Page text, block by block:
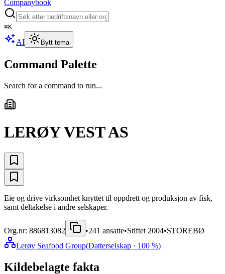
Companybook
⌘K
AI Bytt tema
Command Palette
Search for a command to run...
LERØY VEST AS
Eie og drive virksomhet knyttet til oppdrett og produksjon av fisk,
samt deltakelse i andre selskaper.
Org.nr: 886813082 •241 ansatte•Stiftet 2004•STOREBØ
Lerøy Seafood Group(Datterselskap · 100 %)
Kildebelagte fakta